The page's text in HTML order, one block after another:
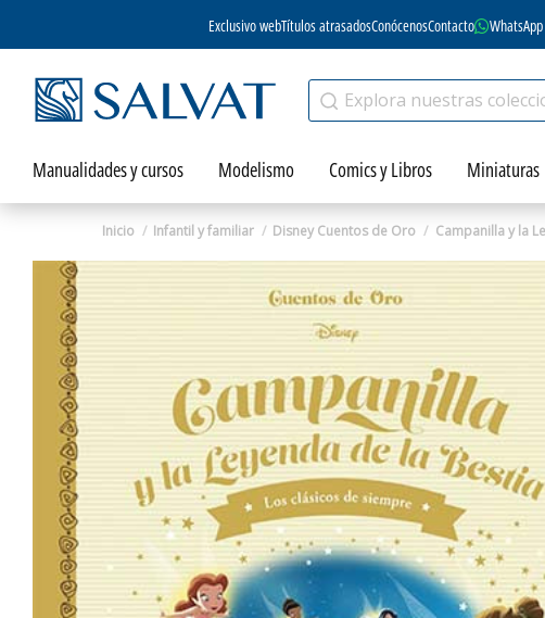
Exclusivo webTítulos atrasadosConócenosContacto WhatsApp
Manualidades y cursos Modelismo Comics y Libros Miniaturas
Inicio Infantil y familiar Disney Cuentos de Oro Campanilla y la
Zoom